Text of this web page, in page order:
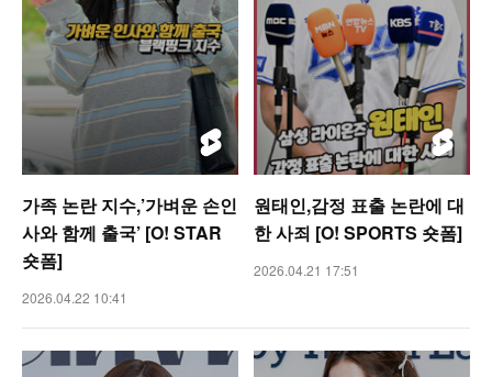
가족 논란 지수,’가벼운 손인
사와 함께 출국’ [O! STAR
숏폼]
2026.04.22 10:41
원태인,감정 표출 논란에 대
한 사죄 [O! SPORTS 숏폼]
2026.04.21 17:51